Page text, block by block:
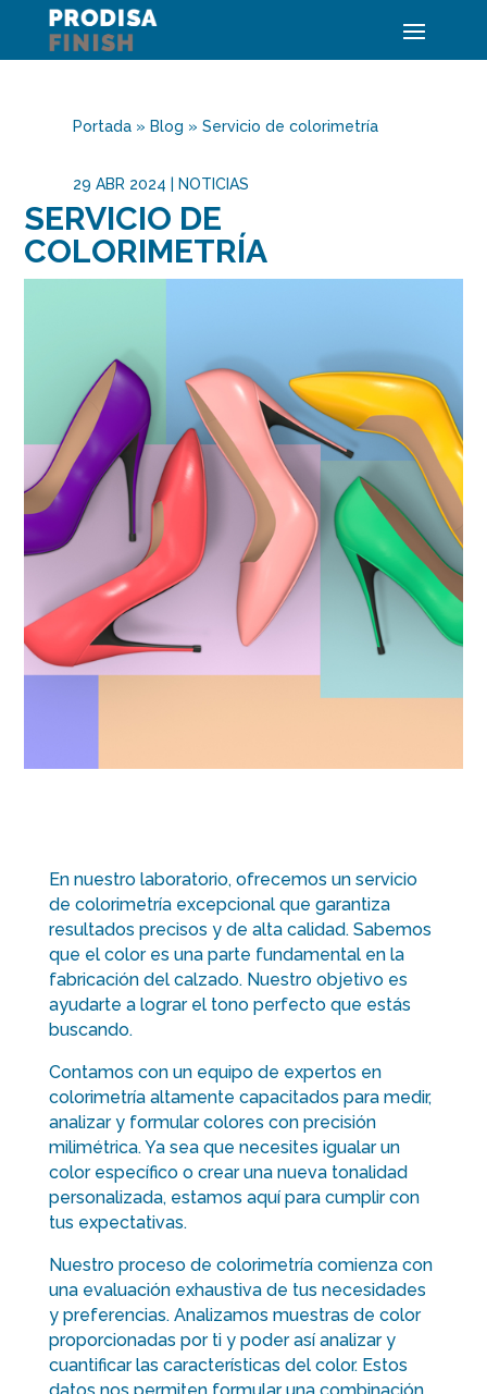
Portada » Blog »Servicio de colorimetría
29 ABR 2024 NOTICIAS
SERVICIO DE
COLORIMETRÍA
En nuestro laboratorio, ofrecemos un servicio
de colorimetría excepcional que garantiza
resultados precisos y de alta calidad. Sabemos
que el color es una parte fundamental en la
fabricación del calzado. Nuestro objetivo es
ayudarte a lograr el tono perfecto que estás
buscando.
Contamos con un equipo de expertos en
colorimetría altamente capacitados para medir,
analizar y formular colores con precisión
milimétrica. Ya sea que necesites igualar un
color específico o crear una nueva tonalidad
personalizada, estamos aquí para cumplir con
tus expectativas.
Nuestro proceso de colorimetría comienza con
una evaluación exhaustiva de tus necesidades
y preferencias. Analizamos muestras de color
proporcionadas por ti y poder así analizar y
cuantificar las características del color. Estos